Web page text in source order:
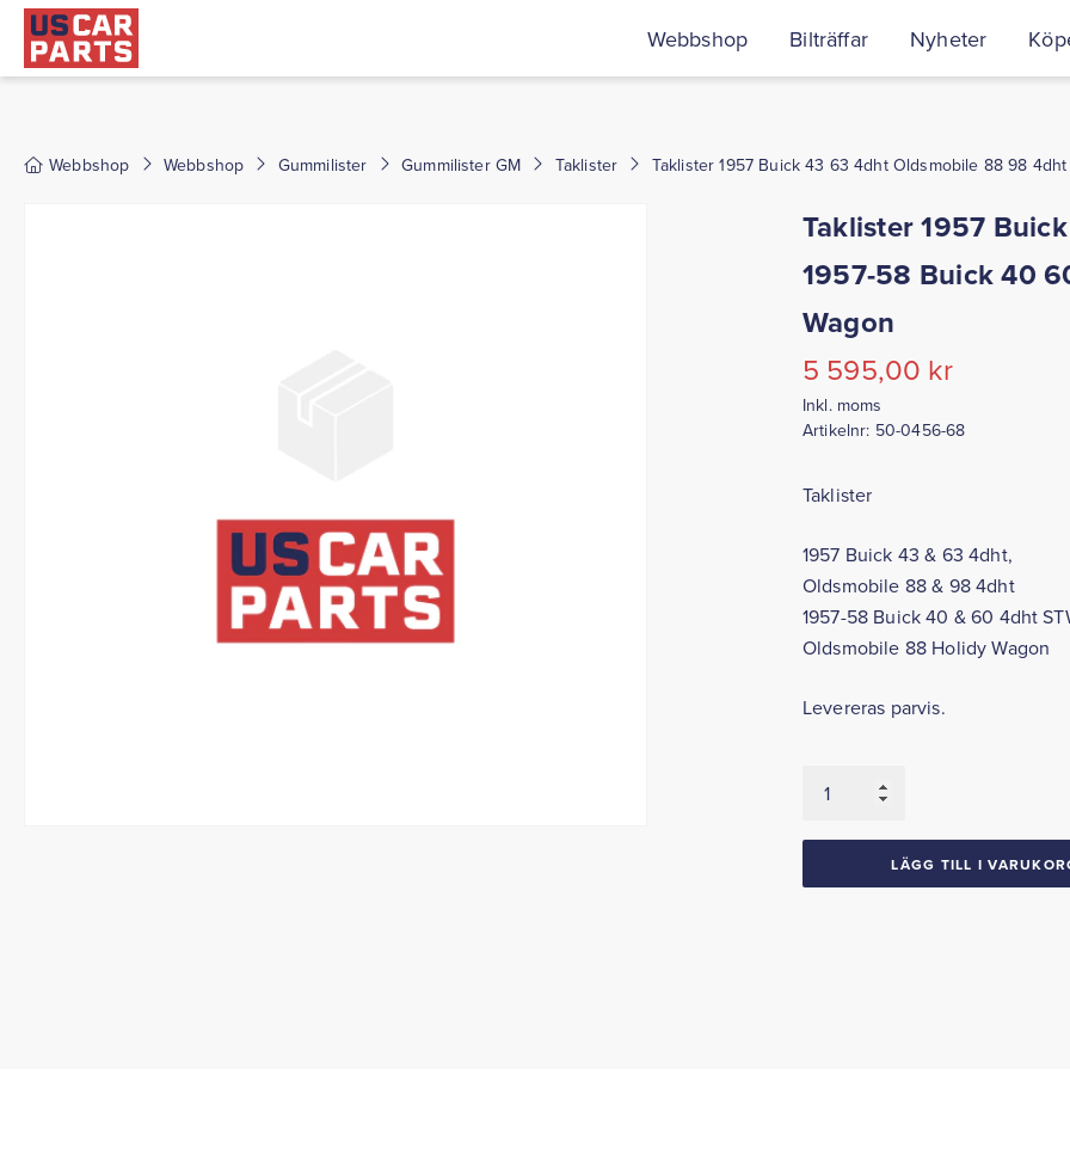
Webbshop Bilträffar Nyheter
Webbshop Webbshop Gummilister Gummilister GM Taklister Taklister 1957 Buick 43 63 4dht Oldsmobile 88 98
Taklister 1957
1957-58 Buick 40
Wagon
5 595,00 kr
Inkl. moms
Artikelnr: 50-0456-68
Taklister
1957 Buick 43 & 63 4dht,
Oldsmobile 88 & 98 4dht
1957-58 Buick 40 & 60 4dht
Oldsmobile 88 Holidy Wagon
Levereras parvis.
1957
LÄGG TILL I